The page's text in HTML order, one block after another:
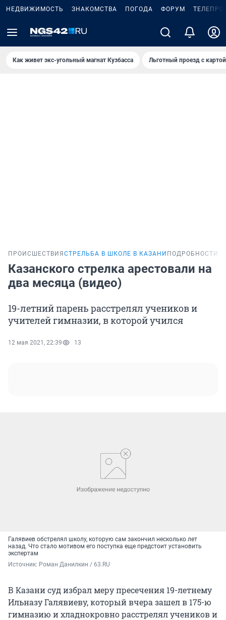
НЕДВИЖИМОСТЬ ЗНАКОМСТВА ПОГОДА ФОРУМ
Как живет экс-угольный магнат Кузбасса Льготный проезд с
ПРОИСШЕСТВИЯ СТРЕЛЬБА В ШКОЛЕ В КАЗАНИ ПОДРОБНОСТИ
Казанского стрелка арестовали на
два месяца (видео)
19-летний парень расстрелял учеников и
учителей гимназии, в которой учился
12 мая 2021, 22:39 13
Галявиев обстрелял школу, которую сам закончил несколько лет
назад. Что стало мотивом его поступка еще предстоит установить
экспертам
Источник: Роман Данилкин / 63.RU
В Казани суд избрал меру пресечения 19-летнему
Ильназу Галявиеву, который вчера зашел в 175-ю
гимназию и хладнокровно расстрелял учеников и